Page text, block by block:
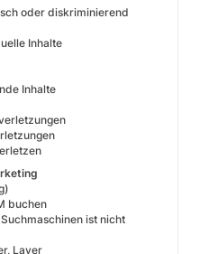
oder diskriminierend
Inhalte
Inhalte
buchen
ist nicht
Layer